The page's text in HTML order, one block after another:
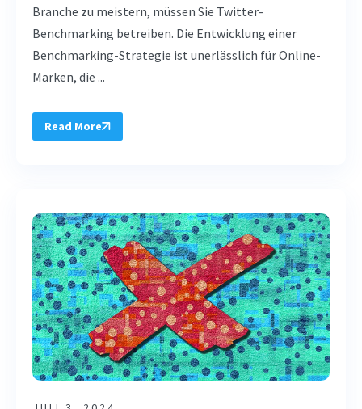
Branche zu meistern, müssen Sie Twitter-
Benchmarking betreiben. Die Entwicklung einer
Benchmarking-Strategie ist unerlässlich für Online-
Marken, die ...
Read More